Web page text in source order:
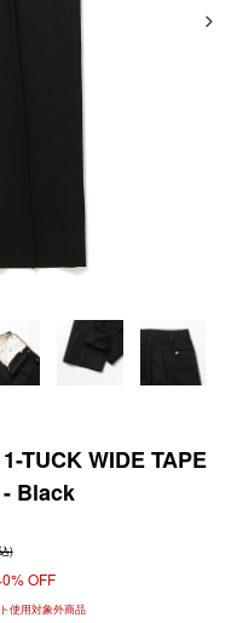
TUCK WIDE TAPE
Black
)
OFF
使用対象外商品